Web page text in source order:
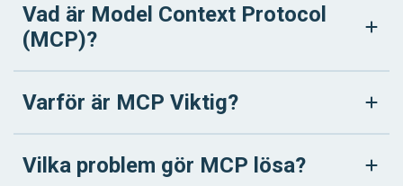
Vad är Model Context Protocol
(MCP)?
Varför är MCP Viktig?
Vilka problem gör MCP lösa?